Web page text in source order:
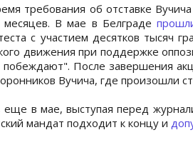
требования об отставке
месяцев. В мае в Белграде
с участием десятков тысяч
движения при поддержке
После завершения
Вучича, где произошли
в мае, выступая перед
мандат подходит к концу и